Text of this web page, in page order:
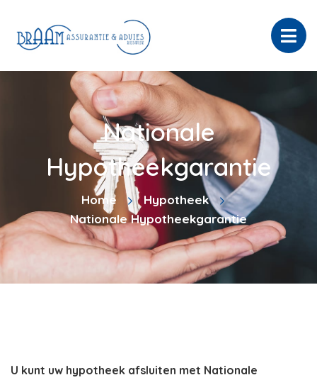
Nationale
Hypotheekgarantie
Home
Hypotheek
Nationale Hypotheekgarantie
U kunt uw hypotheek afsluiten met Nationale